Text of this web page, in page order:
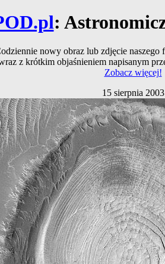
:
nowy obraz lub zdjęcie naszego
z krótkim objaśnieniem napisanym
Zobacz więcej!
15 sierpnia 2003